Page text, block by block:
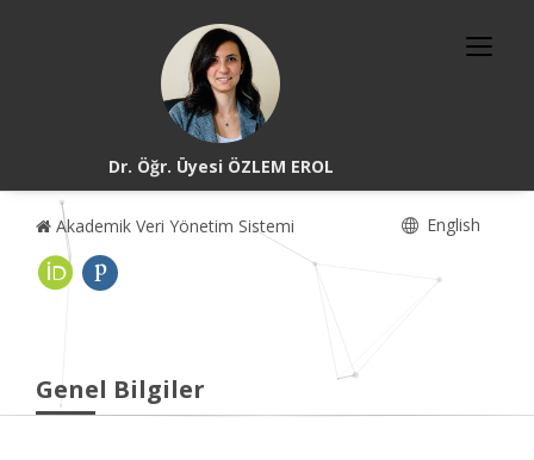
Dr. Öğr. Üyesi ÖZLEM EROL
Akademik Veri Yönetim Sistemi English
Genel Bilgiler